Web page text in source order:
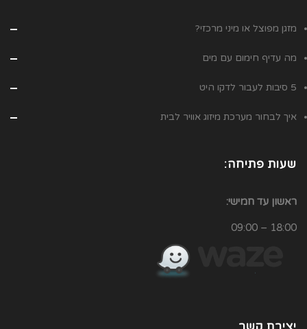
מזגן מפוצל או מיני מרכזי?
מה עדיף חימום עם מים
5 סיבות לעבור לדקו היט
איך לבחור מערכת מיזוג אוויר לבית
שעות פתיחה:
ראשון עד חמישי:
18:00 – 09:00